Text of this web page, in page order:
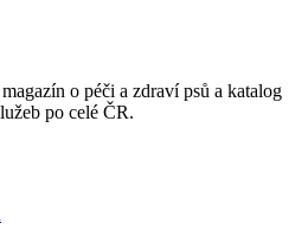
o péči a zdraví psů a katalog
po celé ČR.